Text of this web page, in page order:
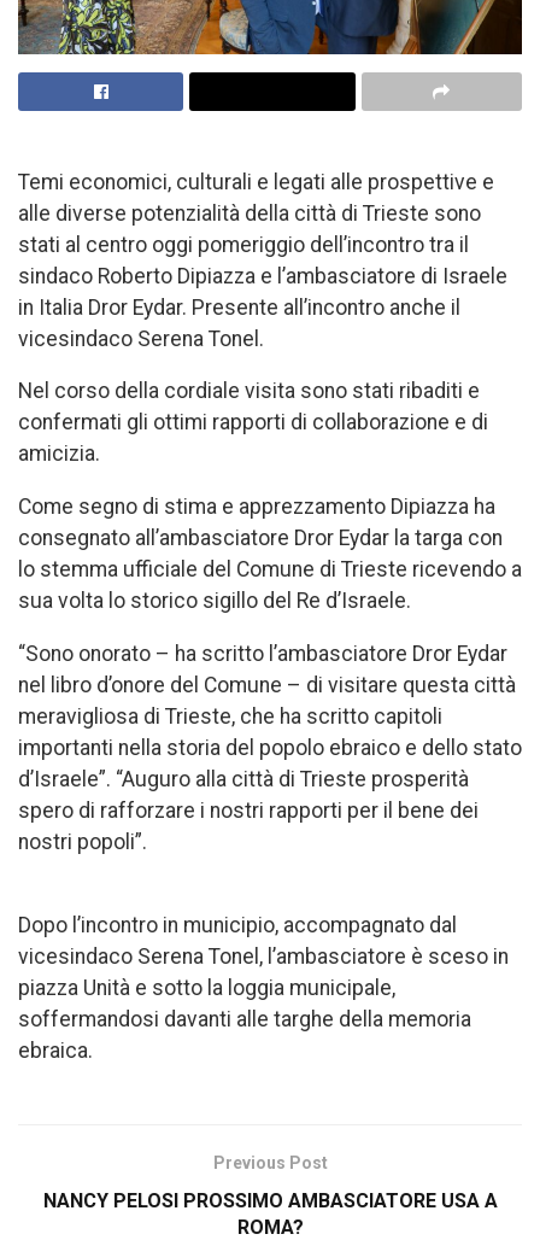
Temi economici, culturali e legati alle prospettive e
alle diverse potenzialità della città di Trieste sono
stati al centro oggi pomeriggio dell’incontro tra il
sindaco Roberto Dipiazza e l’ambasciatore di Israele
in Italia Dror Eydar. Presente all’incontro anche il
vicesindaco Serena Tonel.
Nel corso della cordiale visita sono stati ribaditi e
confermati gli ottimi rapporti di collaborazione e di
amicizia.
Come segno di stima e apprezzamento Dipiazza ha
consegnato all’ambasciatore Dror Eydar la targa con
lo stemma ufficiale del Comune di Trieste ricevendo a
sua volta lo storico sigillo del Re d’Israele.
“Sono onorato – ha scritto l’ambasciatore Dror Eydar
nel libro d’onore del Comune – di visitare questa città
meravigliosa di Trieste, che ha scritto capitoli
importanti nella storia del popolo ebraico e dello stato
d’Israele”. “Auguro alla città di Trieste prosperità
spero di rafforzare i nostri rapporti per il bene dei
nostri popoli”.
Dopo l’incontro in municipio, accompagnato dal
vicesindaco Serena Tonel, l’ambasciatore è sceso in
piazza Unità e sotto la loggia municipale,
soffermandosi davanti alle targhe della memoria
ebraica.
Previous Post
NANCY PELOSI PROSSIMO AMBASCIATORE USA A
ROMA?